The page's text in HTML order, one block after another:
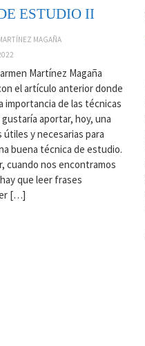
ESTUDIO II
MAGAÑA
Martínez Magaña
el artículo anterior donde
importancia de las técnicas
aportar, hoy, una
útiles y necesarias para
buena técnica de estudio.
cuando nos encontramos
que leer frases
[…]